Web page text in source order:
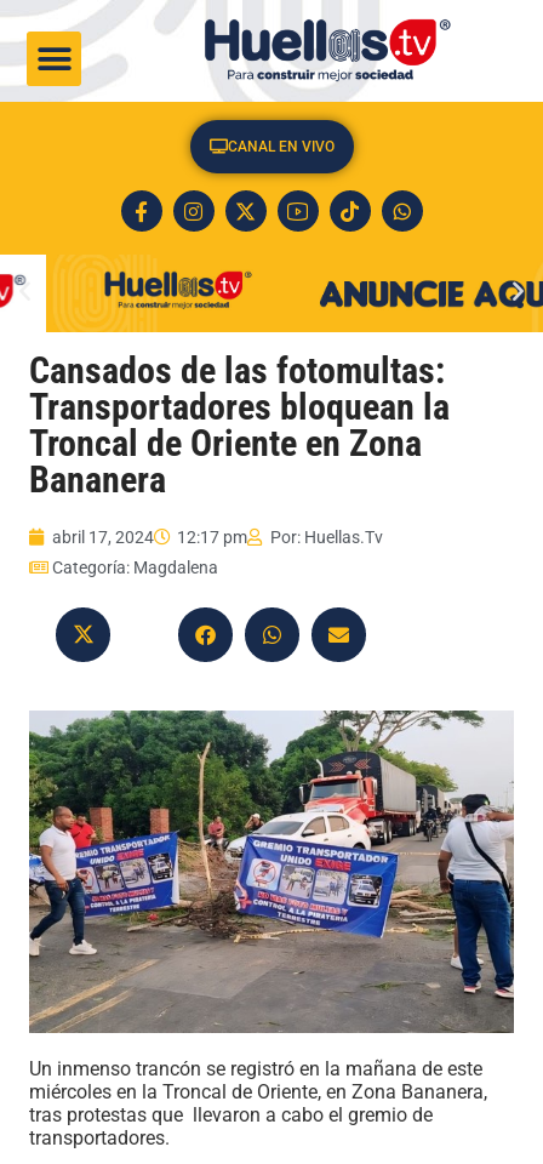
CANAL EN VIVO
Cansados de las fotomultas:
Transportadores bloquean la
Troncal de Oriente en Zona
Bananera
abril 17, 2024 12:17 pm Por: Huellas.Tv
Categoría: Magdalena
Un inmenso trancón se registró en la mañana de este
miércoles en la Troncal de Oriente, en Zona Bananera,
tras protestas que llevaron a cabo el gremio de
transportadores.